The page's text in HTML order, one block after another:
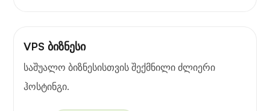
VPS ბიზნესი
საშუალო ბიზნესისთვის შექმნილი ძლიერი
ჰოსტინგი.